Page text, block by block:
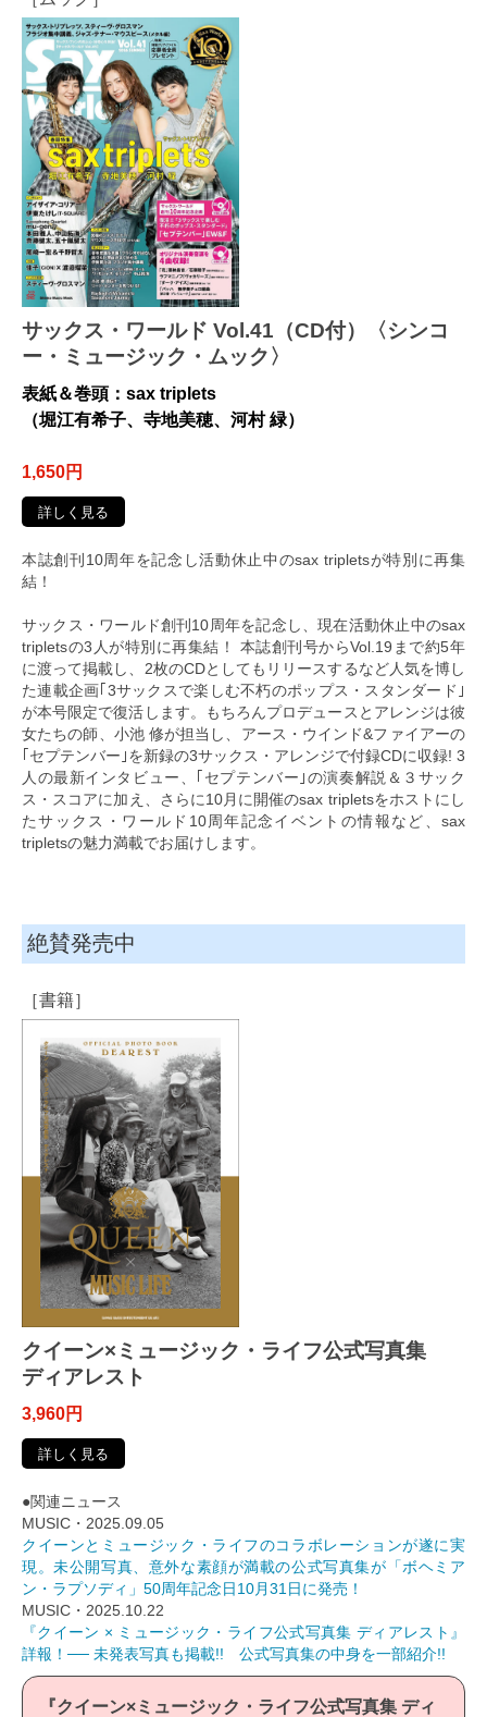
サックス・ワールド Vol.41（CD付）〈シンコ
ー・ミュージック・ムック〉
表紙＆巻頭：sax triplets
（堀江有希子、寺地美穂、河村 緑）
1,650円
詳しく見る
本誌創刊10周年を記念し活動休止中のsax tripletsが特別に再集
結！
サックス・ワールド創刊10周年を記念し、現在活動休止中のsax
tripletsの3人が特別に再集結！ 本誌創刊号からVol.19まで約5年
に渡って掲載し、2枚のCDとしてもリリースするなど人気を博し
た連載企画｢3サックスで楽しむ不朽のポップス・スタンダード｣
が本号限定で復活します。もちろんプロデュースとアレンジは彼
女たちの師、小池 修が担当し、アース・ウインド&ファイアーの
｢セプテンバー｣を新録の3サックス・アレンジで付録CDに収録! 3
人の最新インタビュー、｢セプテンバー｣の演奏解説＆３サック
ス・スコアに加え、さらに10月に開催のsax tripletsをホストにし
たサックス・ワールド10周年記念イベントの情報など、sax
tripletsの魅力満載でお届けします。
絶賛発売中
［書籍］
クイーン×ミュージック・ライフ公式写真集
ディアレスト
3,960円
詳しく見る
●関連ニュース
MUSIC・2025.09.05
クイーンとミュージック・ライフのコラボレーションが遂に実
現。未公開写真、意外な素顔が満載の公式写真集が「ボヘミア
ン・ラプソディ」50周年記念日10月31日に発売！
MUSIC・2025.10.22
『クイーン × ミュージック・ライフ公式写真集 ディアレスト』
詳報！── 未発表写真も掲載!! 公式写真集の中身を一部紹介!!
『クイーン×ミュージック・ライフ公式写真集 ディ